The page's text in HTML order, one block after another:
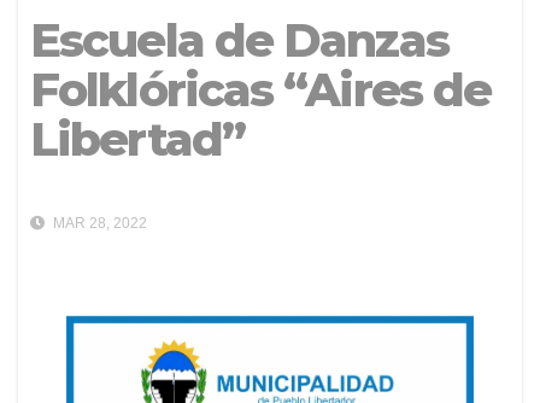
Escuela de Danzas
Folklóricas “Aires de
Libertad”
MAR 28, 2022